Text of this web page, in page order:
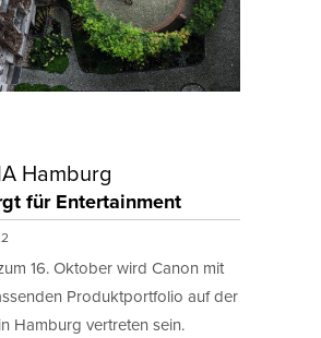
Hamburg
für Entertainment
16. Oktober wird Canon mit
Produktportfolio auf der
Hamburg vertreten sein.